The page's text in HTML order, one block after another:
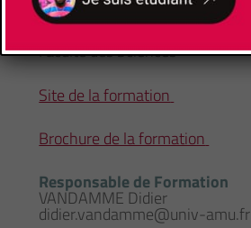
Faculté/Institut/Ecole
Faculté des Sciences
Site de la formation
Brochure de la formation
Responsable de Formation
VANDAMME Didier
didier.vandamme@univ-amu.fr